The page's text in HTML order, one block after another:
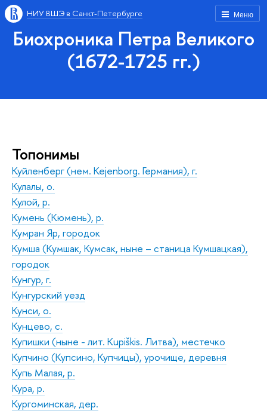
Меню
НИУ ВШЭ в Санкт-Петербурге
Биохроника Петра Великого
(1672-1725 гг.)
Топонимы
Куйленберг (нем. Kejenborg. Германия), г.
Кулалы, о.
Кулой, р.
Кумень (Кюмень), р.
Кумран Яр, городок
Кумша (Кумшак, Кумсак, ныне – станица Кумшацкая),
городок
Кунгур, г.
Кунгурский уезд
Кунси, о.
Кунцево, с.
Купишки (ныне - лит. Kupiškis. Литва), местечко
Купчино (Купсино, Купчицы), урочище, деревня
Купь Малая, р.
Кура, р.
Кургоминская, дер.